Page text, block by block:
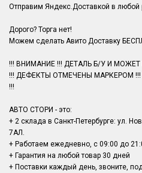
Отправим Яндекс.Доставкой в
Дорого? Торга нет!
Можем сделать Авито Доставку
!!! ВНИМАНИЕ !!! ДЕТАЛЬ Б/У И
!!! ДЕФЕКТЫ ОТМЕЧЕНЫ МАРКЕРОМ
!!!
АВТО СТОРИ - это:
+ 2 склада в Санкт-Петербурге: ул.
7АЛ.
+ Работаем ежедневно, с 09:00 до
+ Гарантия на любой товар 30 дней
+ Поставки каждый день, звоните,